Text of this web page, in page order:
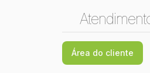
Área do cliente